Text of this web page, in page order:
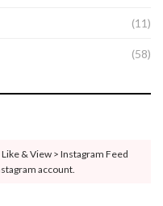
(11)
(58)
& View > Instagram Feed
account.